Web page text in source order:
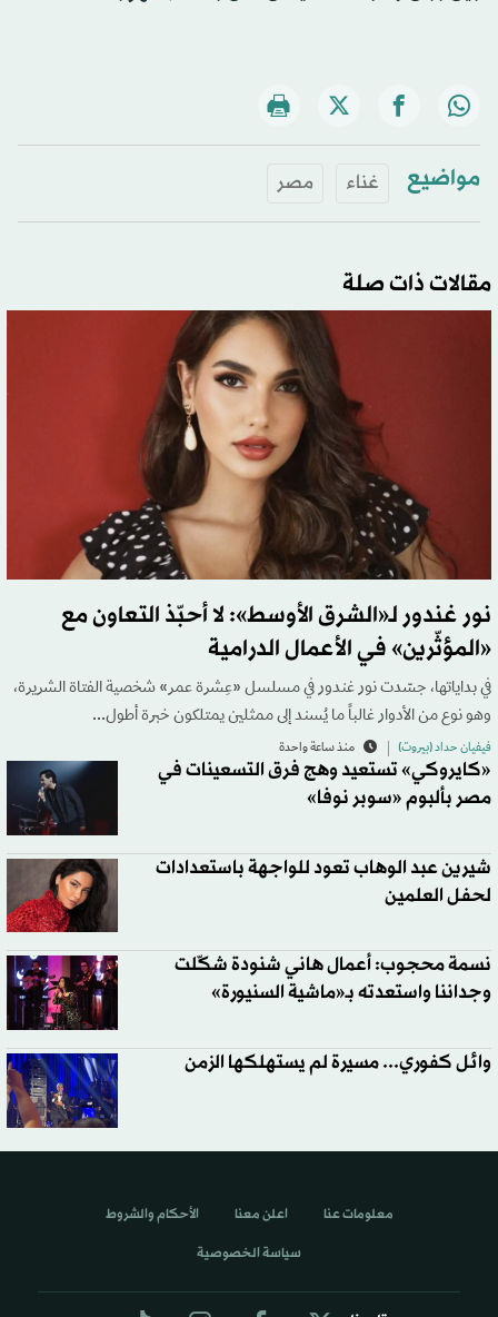
مواضيع غناء مصر
مقالات ذات صلة
نور غندور لـ«الشرق الأوسط»: لا أحبّذ التعاون مع
«المؤثّرين» في الأعمال الدرامية
في بداياتها، جسّدت نور غندور في مسلسل «عِشرة عمر» شخصية الفتاة الشريرة،
وهو نوع من الأدوار غالباً ما يُسند إلى ممثلين يمتلكون خبرة أطول...
فيفيان حداد (بيروت) منذ ساعة واحدة
«كايروكي» تستعيد وهج فرق التسعينات في
مصر بألبوم «سوبر نوفا»
شيرين عبد الوهاب تعود للواجهة باستعدادات
لحفل العلمين
نسمة محجوب: أعمال هاني شنودة شكّلت
وجداننا واستعدته بـ«ماشية السنيورة»
وائل كفوري... مسيرة لم يستهلكها الزمن
معلومات عنا اعلن معنا الأحكام والشروط
سياسة الخصوصية